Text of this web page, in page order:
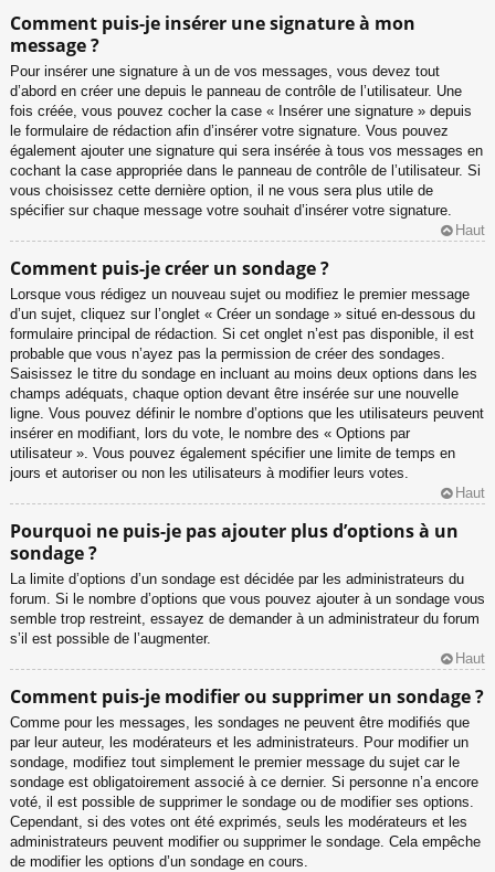
Comment puis-je insérer une signature à mon
message ?
Pour insérer une signature à un de vos messages, vous devez tout
d’abord en créer une depuis le panneau de contrôle de l’utilisateur. Une
fois créée, vous pouvez cocher la case « Insérer une signature » depuis
le formulaire de rédaction afin d’insérer votre signature. Vous pouvez
également ajouter une signature qui sera insérée à tous vos messages en
cochant la case appropriée dans le panneau de contrôle de l’utilisateur. Si
vous choisissez cette dernière option, il ne vous sera plus utile de
spécifier sur chaque message votre souhait d’insérer votre signature.
Haut
Comment puis-je créer un sondage ?
Lorsque vous rédigez un nouveau sujet ou modifiez le premier message
d’un sujet, cliquez sur l’onglet « Créer un sondage » situé en-dessous du
formulaire principal de rédaction. Si cet onglet n’est pas disponible, il est
probable que vous n’ayez pas la permission de créer des sondages.
Saisissez le titre du sondage en incluant au moins deux options dans les
champs adéquats, chaque option devant être insérée sur une nouvelle
ligne. Vous pouvez définir le nombre d’options que les utilisateurs peuvent
insérer en modifiant, lors du vote, le nombre des « Options par
utilisateur ». Vous pouvez également spécifier une limite de temps en
jours et autoriser ou non les utilisateurs à modifier leurs votes.
Haut
Pourquoi ne puis-je pas ajouter plus d’options à un
sondage ?
La limite d’options d’un sondage est décidée par les administrateurs du
forum. Si le nombre d’options que vous pouvez ajouter à un sondage vous
semble trop restreint, essayez de demander à un administrateur du forum
s’il est possible de l’augmenter.
Haut
Comment puis-je modifier ou supprimer un sondage ?
Comme pour les messages, les sondages ne peuvent être modifiés que
par leur auteur, les modérateurs et les administrateurs. Pour modifier un
sondage, modifiez tout simplement le premier message du sujet car le
sondage est obligatoirement associé à ce dernier. Si personne n’a encore
voté, il est possible de supprimer le sondage ou de modifier ses options.
Cependant, si des votes ont été exprimés, seuls les modérateurs et les
administrateurs peuvent modifier ou supprimer le sondage. Cela empêche
de modifier les options d’un sondage en cours.